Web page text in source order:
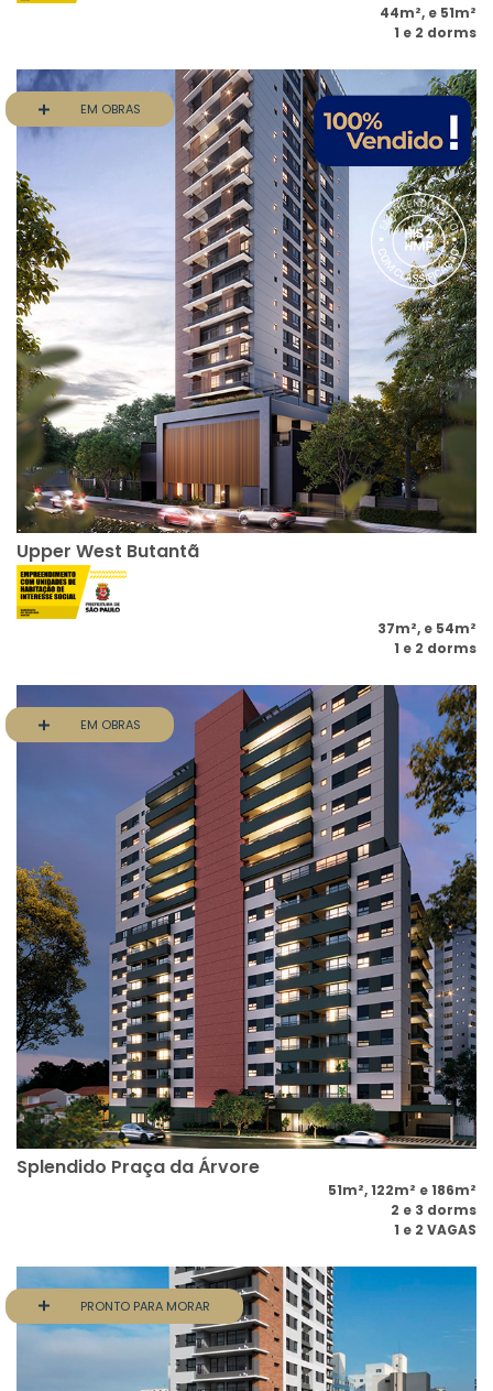
44m², e 51m²
1 e 2 dorms
EM OBRAS
Upper West Butantã
37m², e 54m²
1 e 2 dorms
EM OBRAS
Splendido Praça da Árvore
51m², 122m² e 186m²
2 e 3 dorms
1 e 2 VAGAS
PRONTO PARA MORAR